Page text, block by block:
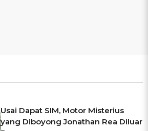
Usai Dapat SIM, Motor Misterius
yang Diboyong Jonathan Rea Diluar